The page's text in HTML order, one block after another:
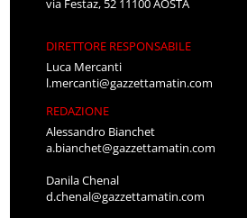
via Festaz, 52 11100 AOSTA
DIRETTORE RESPONSABILE
Luca Mercanti
l.mercanti@gazzettamatin.com
REDAZIONE
Alessandro Bianchet
a.bianchet@gazzettamatin.com
Danila Chenal
d.chenal@gazzettamatin.com